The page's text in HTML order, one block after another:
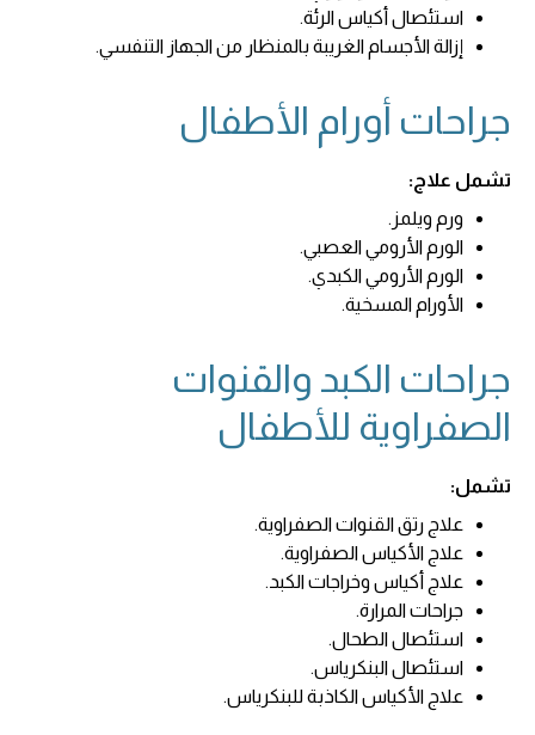
استئصال أكياس الرئة.
إزالة الأجسام الغريبة بالمنظار من الجهاز التنفسي.
جراحات أورام الأطفال
تشمل علاج:
ورم ويلمز.
الورم الأرومي العصبي.
الورم الأرومي الكبدي.
الأورام المسخية.
جراحات الكبد والقنوات
الصفراوية للأطفال
تشمل:
علاج رتق القنوات الصفراوية.
علاج الأكياس الصفراوية.
علاج أكياس وخراجات الكبد.
جراحات المرارة.
استئصال الطحال.
استئصال البنكرياس.
علاج الأكياس الكاذبة للبنكرياس.